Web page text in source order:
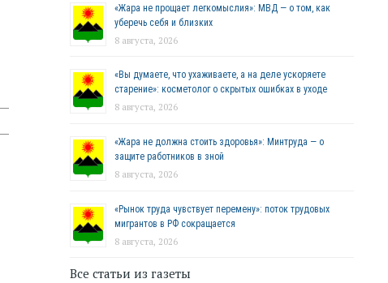
«Жара не прощает легкомыслия»: МВД — о том, как
уберечь себя и близких
8 августа, 2026
«Вы думаете, что ухаживаете, а на деле ускоряете
старение»: косметолог о скрытых ошибках в уходе
8 августа, 2026
«Жара не должна стоить здоровья»: Минтруда — о
защите работников в зной
8 августа, 2026
«Рынок труда чувствует перемену»: поток трудовых
мигрантов в РФ сокращается
8 августа, 2026
Все статьи из газеты